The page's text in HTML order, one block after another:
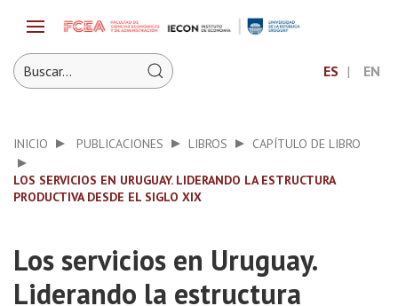
ES EN
INICIO PUBLICACIONES LIBROS CAPÍTULO DE LIBRO
LOS SERVICIOS EN URUGUAY. LIDERANDO LA ESTRUCTURA
PRODUCTIVA DESDE EL SIGLO XIX
Los servicios en Uruguay.
Liderando la estructura